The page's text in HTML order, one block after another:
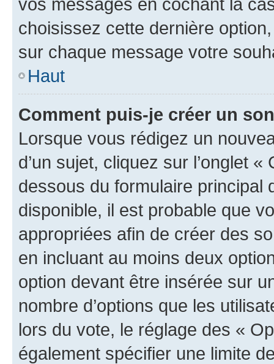
choisissez cette dernière
sur chaque message votre
Haut
Comment puis-je créer un
Lorsque vous rédigez un
d’un sujet, cliquez sur l’onglet
dessous du formulaire principal
disponible, il est probable que
appropriées afin de créer des
en incluant au moins deux
option devant être insérée sur
nombre d’options que les
lors du vote, le réglage des «
également spécifier une limite